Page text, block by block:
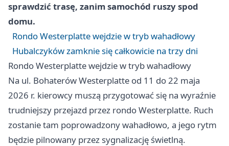
sprawdzić trasę, zanim samochód ruszy spod
domu.
Rondo Westerplatte wejdzie w tryb wahadłowy
Hubalczyków zamknie się całkowicie na trzy dni
Rondo Westerplatte wejdzie w tryb wahadłowy
Na ul. Bohaterów Westerplatte od 11 do 22 maja
2026 r. kierowcy muszą przygotować się na wyraźnie
trudniejszy przejazd przez rondo Westerplatte. Ruch
zostanie tam poprowadzony wahadłowo, a jego rytm
będzie pilnowany przez sygnalizację świetlną.